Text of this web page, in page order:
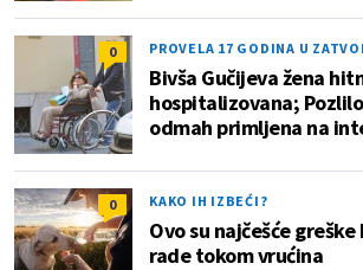
0 PROVELA 17 GODINA U
Bivša Gučijeva žena
hospitalizovana;
odmah primljena na
0 KAKO IH IZBEĆI?
Ovo su najčešće
rade tokom vrućina